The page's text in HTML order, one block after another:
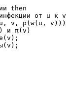
then
от u к v
v, p(w(u, v)))
и π(v)